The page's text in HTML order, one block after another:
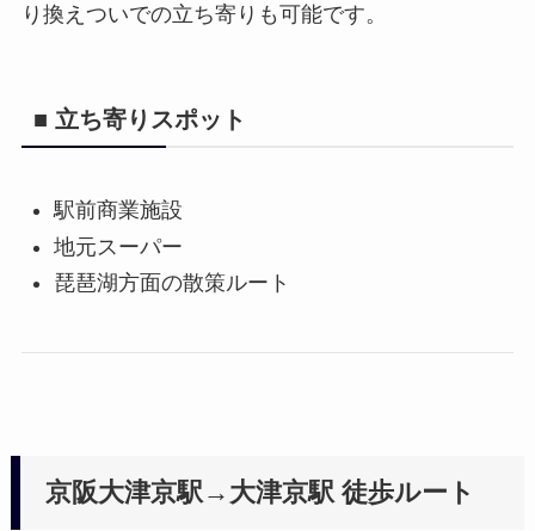
り換えついでの立ち寄りも可能です。
■ 立ち寄りスポット
駅前商業施設
地元スーパー
琵琶湖方面の散策ルート
京阪大津京駅→大津京駅 徒歩ルート